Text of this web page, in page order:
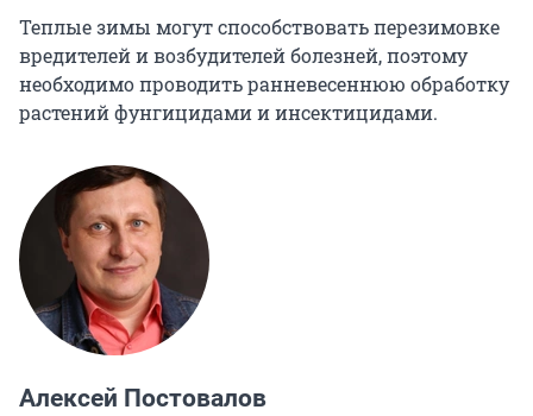
Теплые зимы могут способствовать перезимовке
вредителей и возбудителей болезней, поэтому
необходимо проводить ранневесеннюю обработку
растений фунгицидами и инсектицидами.
Алексей Постовалов